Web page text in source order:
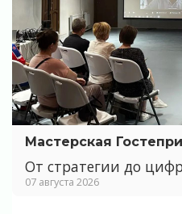
Мастерская
От стратегии до
07 августа 2026